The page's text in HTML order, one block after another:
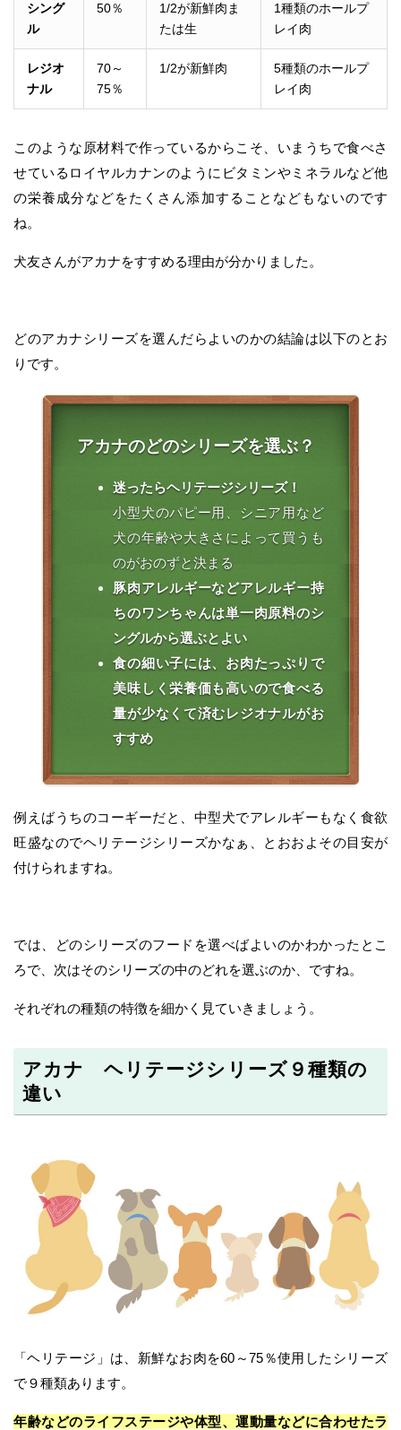
シング
ル
50％
1/2が新鮮肉ま
たは生
1種類のホールプ
レイ肉
レジオ
ナル
70～
75％
1/2が新鮮肉
5種類のホールプ
レイ肉
このような原材料で作っているからこそ、いまうちで食べさ
せているロイヤルカナンのようにビタミンやミネラルなど他
の栄養成分などをたくさん添加することなどもないのです
ね。
犬友さんがアカナをすすめる理由が分かりました。
どのアカナシリーズを選んだらよいのかの結論は以下のとお
りです。
アカナのどのシリーズを選ぶ？
迷ったらヘリテージシリーズ！
小型犬のパピー用、シニア用など
犬の年齢や大きさによって買うも
のがおのずと決まる
豚肉アレルギーなどアレルギー持
ちのワンちゃんは単一肉原料のシ
ングルから選ぶとよい
食の細い子には、お肉たっぷりで
美味しく栄養価も高いので食べる
量が少なくて済むレジオナルがお
すすめ
例えばうちのコーギーだと、中型犬でアレルギーもなく食欲
旺盛なのでヘリテージシリーズかなぁ、とおおよその目安が
付けられますね。
では、どのシリーズのフードを選べばよいのかわかったとこ
ろで、次はそのシリーズの中のどれを選ぶのか、ですね。
それぞれの種類の特徴を細かく見ていきましょう。
アカナ ヘリテージシリーズ９種類の
違い
「ヘリテージ」は、新鮮なお肉を60～75％使用したシリーズ
で９種類あります。
年齢などのライフステージや体型、運動量などに合わせたラ